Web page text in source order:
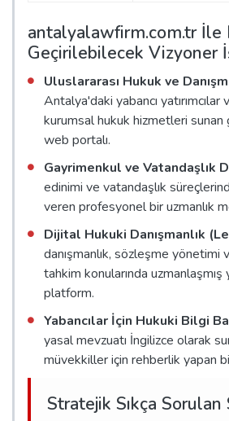
antalyalawfirm.com.tr İle
Geçirilebilecek Vizyoner
Uluslararası Hukuk ve
Antalya'daki yabancı
kurumsal hukuk hizmetleri sunan
web portalı.
Gayrimenkul ve Vatandaşlık
edinimi ve vatandaşlık
veren profesyonel bir uzmanlık
Dijital Hukuki Danışmanlık
danışmanlık, sözleşme yönetimi
tahkim konularında uzmanlaşmış
platform.
Yabancılar İçin Hukuki Bilgi
yasal mevzuatı İngilizce olarak
müvekkiller için rehberlik yapan
Stratejik Sıkça Sorulan